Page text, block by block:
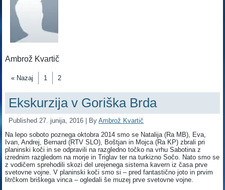
Ambrož Kvartič
« Nazaj 1 2
Ekskurzija v Goriška Brda
Published 27. junija, 2016 By Ambrož Kvartič
Na lepo soboto poznega oktobra 2014 smo se Natalija (Ra MB), Eva,
Ivan, Andrej, Bernard (RTV SLO), Boštjan in Mojca (Ra KP) zbrali pri
planinski koči in se odpravili na razgledno točko na vrhu Sabotina z
izrednim razgledom na morje in Triglav ter na turkizno Sočo. Nato smo se
z vodičem sprehodili skozi del urejenega sistema kavern iz časa prve
svetovne vojne. V planinski koči smo si – pred fantastično joto in prvim
litrčkom briškega vinca – ogledali še muzej prve svetovne vojne.